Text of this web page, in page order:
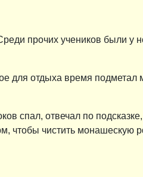
прочих учеников были у
отдыха время подметал
отвечал по подсказке,
чтобы чистить монашескую